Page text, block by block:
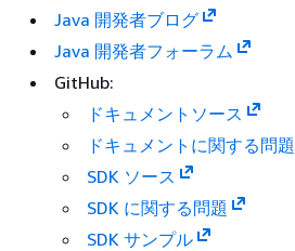
Java 開発者ブログ
Java 開発者フォーラム
GitHub:
ドキュメントソース
ドキュメントに関する問題
SDK ソース
SDK に関する問題
SDK サンプル